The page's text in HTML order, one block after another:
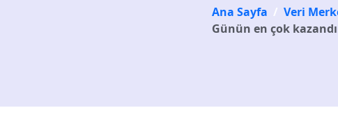
Ana Sayfa / Veri
Günün en çok